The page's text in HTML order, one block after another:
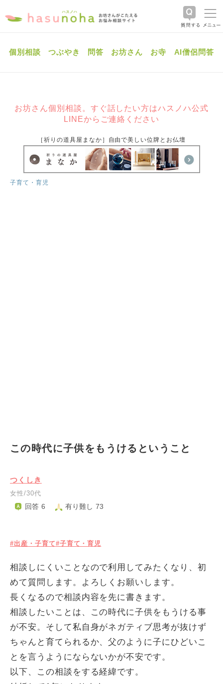
個別相談 つぶやき 問答 お坊さん お寺 AI僧侶問答
お坊さん個別相談。すぐ話したい方はハスノハ公式
LINEからご連絡ください
［祈りの道具屋まなか］自由で美しい位牌とお仏壇
子育て・育児
この時代に子供をもうけるということ
つくしき
女性/30代
回答 6 有り難し 73
#出産・子育て#子育て・育児
相談しにくいことなので利用してみたくなり、初
めて質問します。よろしくお願いします。
長くなるので相談内容を先に書きます。
相談したいことは、この時代に子供をもうける事
が不安。そして私自身がネガティブ思考が抜けず
ちゃんと育てられるか、父のように子にひどいこ
とを言うようにならないかが不安です。
以下、この相談をする経緯です。